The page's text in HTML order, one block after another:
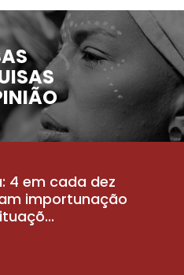
4 em cada dez
importunação